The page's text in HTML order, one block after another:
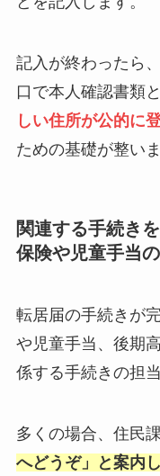
記入が終わったら
口で本人確認書類
しい住所が公的に
ための基礎が整いま
関連する手続き
保険や児童手当
転居届の手続きが
や児童手当、後期
係する手続きの担
多くの場合、住民
へどうぞ」と案内